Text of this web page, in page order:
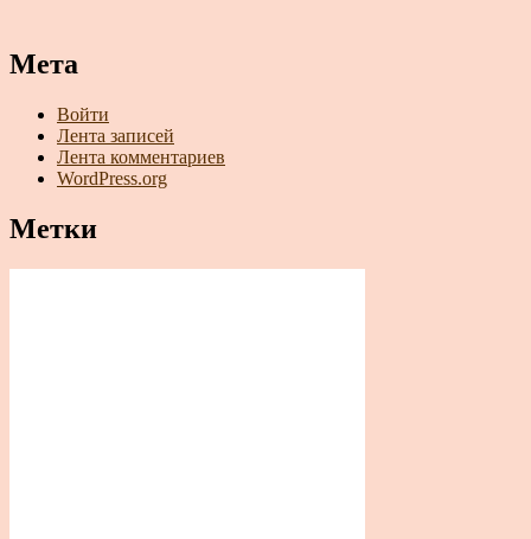
Мета
Войти
Лента записей
Лента комментариев
WordPress.org
Метки